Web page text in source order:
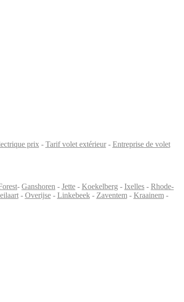
prix - Tarif volet extérieur- Entreprise de volet
- Ganshoren - Jette - Koekelberg - Ixelles - Rhode-
- Overijse- Linkebeek- Zaventem- Kraainem-